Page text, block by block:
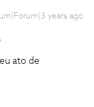
years ago
ato de